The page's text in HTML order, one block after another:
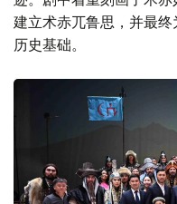
建立术赤兀鲁思，并最
历史基础。